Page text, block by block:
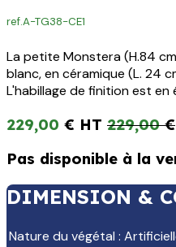
ref.A-TG38-CE1
La petite Monstera (H.84
blanc, en céramique (L. 24
L'habillage de finition est en
229,00 € 229,00€
Pas disponible à la
DIMENSION &
Nature du végétal :